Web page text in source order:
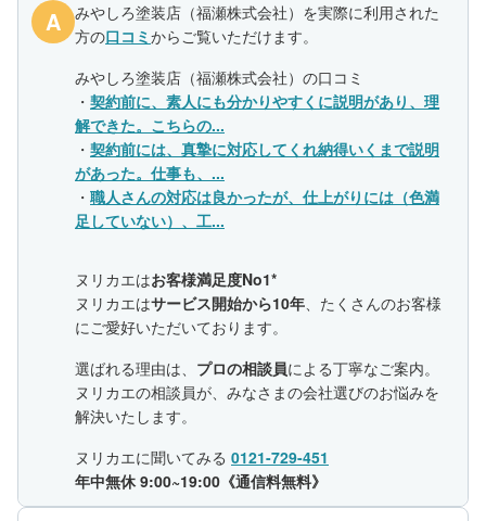
A
みやしろ塗装店（福瀬株式会社）を実際に利用された
方の口コミからご覧いただけます。
みやしろ塗装店（福瀬株式会社）の口コミ
・ 契約前に、素人にも分かりやすくに説明があり、理
解できた。こちらの...
・ 契約前には、真摯に対応してくれ納得いくまで説明
があった。仕事も、...
・ 職人さんの対応は良かったが、仕上がりには（色満
足していない）、工...
ヌリカエはお客様満足度No1*
ヌリカエはサービス開始から10年、たくさんのお客様
にご愛好いただいております。
選ばれる理由は、 プロの相談員による丁寧なご案内。
ヌリカエの相談員が、みなさまの会社選びのお悩みを
解決いたします。
ヌリカエに聞いてみる 0121-729-451
年中無休 9:00~19:00《通信料無料》